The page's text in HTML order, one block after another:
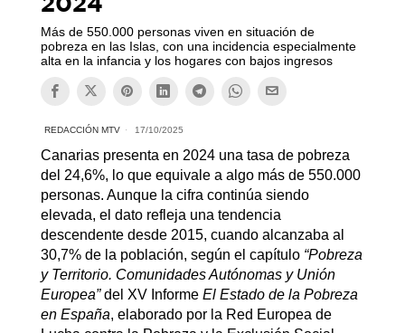
Más de 550.000 personas viven en situación de
pobreza en las Islas, con una incidencia especialmente
alta en la infancia y los hogares con bajos ingresos
REDACCIÓN MTV 17/10/2025
Canarias presenta en 2024 una tasa de pobreza
del 24,6%, lo que equivale a algo más de 550.000
personas. Aunque la cifra continúa siendo
elevada, el dato refleja una tendencia
descendente desde 2015, cuando alcanzaba al
30,7% de la población, según el capítulo “Pobreza
y Territorio. Comunidades Autónomas y Unión
Europea”del XV Informe El Estado de la Pobreza
en España, elaborado por la Red Europea de